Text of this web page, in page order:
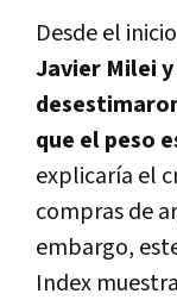
Desde el
Javier Milei
que el peso
explicaría el
compras de
embargo,
Index